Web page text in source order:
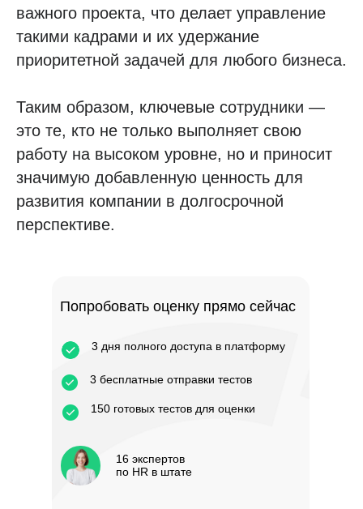
важного проекта, что делает управление
такими кадрами и их удержание
приоритетной задачей для любого бизнеса.
Таким образом, ключевые сотрудники —
это те, кто не только выполняет свою
работу на высоком уровне, но и приносит
значимую добавленную ценность для
развития компании в долгосрочной
перспективе.
Попробовать оценку прямо сейчас
16 экспертов
по HR в штате
3 дня полного доступа в платформу
150 готовых тестов для оценки
3 бесплатные отправки тестов